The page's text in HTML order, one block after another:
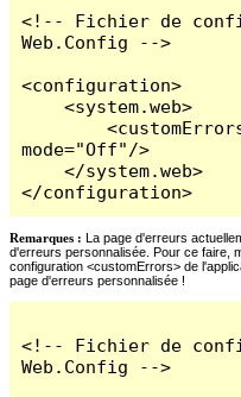
<!-- Fichier de
Web.Config -->
<configuration>
    <system.web>
        <customErrors
mode="Off"/>
    </system.web>
</configuration>
Remarques : La page d'erreurs
d'erreurs personnalisée. Pour ce faire,
configuration <customErrors> de
page d'erreurs personnalisée !
<!-- Fichier de
Web.Config -->